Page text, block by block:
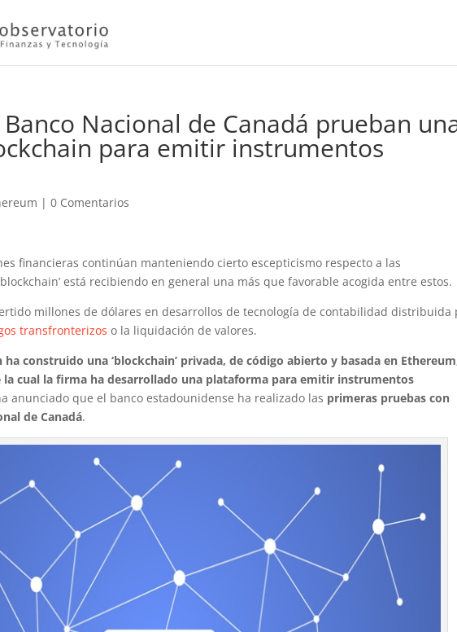
Banco Nacional de Canadá prueban
para emitir instrumentos
|0 Comentarios
financieras continúan manteniendo cierto escepticismo respecto a las
está recibiendo en general una más que favorable acogida entre estos.
millones de dólares en desarrollos de tecnología de contabilidad distribuida
transfronterizos o la liquidación de valores.
ha construido una ‘blockchain’ privada, de código abierto y basada en
la cual la firma ha desarrollado una plataforma para emitir instrumentos
anunciado que el banco estadounidense ha realizado las primeras pruebas con
de Canadá.